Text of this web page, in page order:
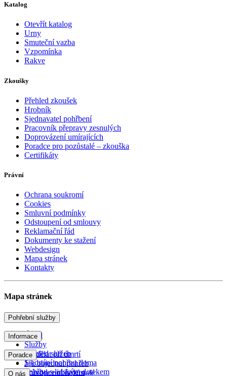
Katalog
Otevřít katalog
Urny
Smuteční vazba
Vzpomínka
Rakve
Zkoušky
Přehled zkoušek
Hrobník
Sjednavatel pohřbení
Pracovník přepravy zesnulých
Doprovázení umírajících
Poradce pro pozůstalé – zkouška
Certifikáty
Právní
Ochrana soukromí
Cookies
Smluvní podmínky
Odstoupení od smlouvy
Reklamační řád
Dokumenty ke stažení
Webdesign
Mapa stránek
Kontakty
Mapa stránek
Pohřební služby
Úvod
Služby
Přehled služeb
Sjednání pohřbu doma
Pohřby s lidským dotekem
Informace
Co dělat při úmrtí
Jak objednat pohřeb
Průvodce obřadem
Poradce
Poradce pro pozůstalé
O nás